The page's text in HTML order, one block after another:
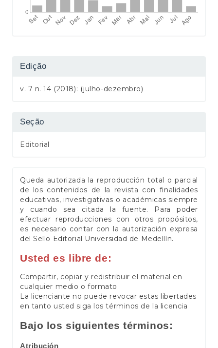
Edição
v. 7 n. 14 (2018): (julho-dezembro)
Seção
Editorial
Queda autorizada la reproducción total o parcial
de los contenidos de la revista con finalidades
educativas, investigativas o académicas siempre
y cuando sea citada la fuente. Para poder
efectuar reproducciones con otros propósitos,
es necesario contar con la autorización expresa
del Sello Editorial Universidad de Medellín.
Usted es libre de:
Compartir, copiar y redistribuir el material en
cualquier medio o formato
La licenciante no puede revocar estas libertades
en tanto usted siga los términos de la licencia
Bajo los siguientes términos:
Atribución